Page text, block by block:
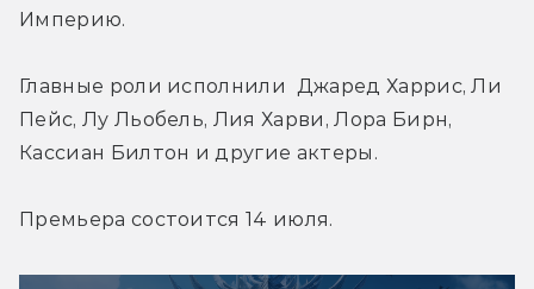
Империю.
Главные роли исполнили  Джаред Харрис, Ли
Пейс, Лу Льобель, Лия Харви, Лора Бирн,
Кассиан Билтон и другие актеры.
Премьера состоится 14 июля.